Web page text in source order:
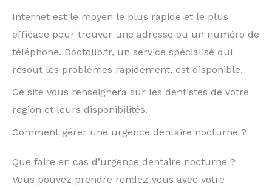
Internet est le moyen le plus rapide et le plus
efficace pour trouver une adresse ou un numéro de
téléphone. Doctolib.fr, un service spécialisé qui
résout les problèmes rapidement, est disponible.
Ce site vous renseignera sur les dentistes de votre
région et leurs disponibilités.
Comment gérer une urgence dentaire nocturne ?
Que faire en cas d’urgence dentaire nocturne ?
Vous pouvez prendre rendez-vous avec votre